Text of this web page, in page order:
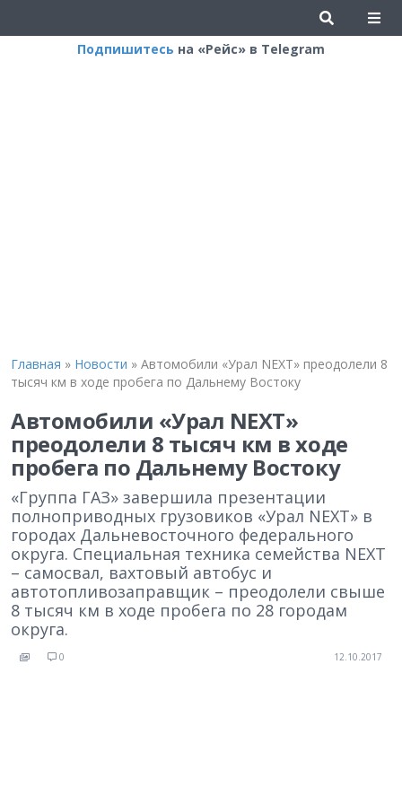
Подпишитесь на «Рейс» в Telegram
Главная » Новости » Автомобили «Урал NEXT» преодолели 8
тысяч км в ходе пробега по Дальнему Востоку
Автомобили «Урал NEXT»
преодолели 8 тысяч км в ходе
пробега по Дальнему Востоку
«Группа ГАЗ» завершила презентации
полноприводных грузовиков «Урал NEXT» в
городах Дальневосточного федерального
округа. Специальная техника семейства NEXT
– самосвал, вахтовый автобус и
автотопливозаправщик – преодолели свыше
8 тысяч км в ходе пробега по 28 городам
округа.
0 12.10.2017